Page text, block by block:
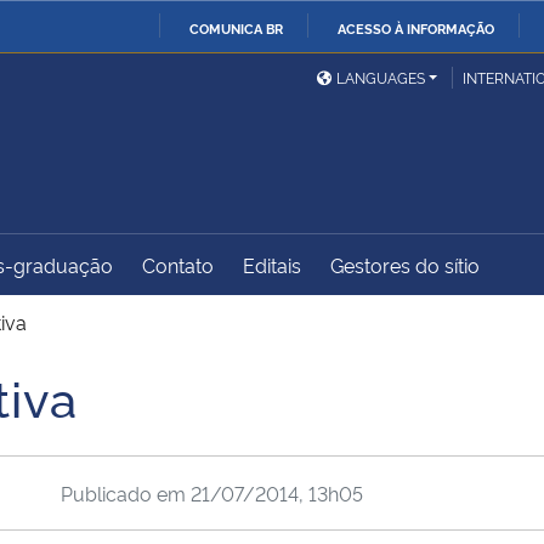
COMUNICA BR ACESSO À INFORMAÇÃO
Ministério da Defesa
Ministério das Relações
Exteriores
Ministério do
Controladoria-Geral da
Advocacia-Geral da União
LANGUAGES
graduação Contato Editais Gestores do sítio
Publicado em 21/07/2014, 13h05